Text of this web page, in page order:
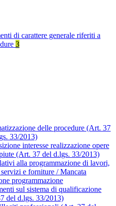
di carattere generale riferiti a
3
delle procedure (Art. 37
33/2013)
interesse realizzazione opere
(Art. 37 del d.lgs. 33/2013)
alla programmazione di lavori,
e forniture / Mancata
programmazione
sul sistema di qualificazione
del d.lgs. 33/2013)